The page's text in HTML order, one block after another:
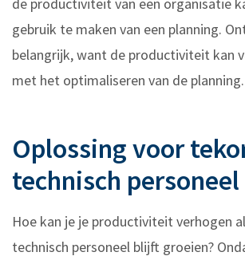
de productiviteit van een organisatie
gebruik te maken van een planning.
belangrijk, want de productiviteit kan
met het optimaliseren van de planning.
Oplossing voor
technisch personeel
Hoe kan je je productiviteit verhogen
technisch personeel blijft groeien?